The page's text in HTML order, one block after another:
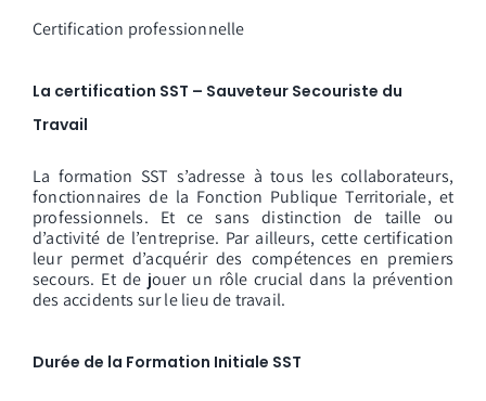
Certification professionnelle
La certification SST – Sauveteur Secouriste du
Travail
La formation SST s’adresse à tous les collaborateurs,
fonctionnaires de la Fonction Publique Territoriale, et
professionnels. Et ce sans distinction de taille ou
d’activité de l’entreprise. Par ailleurs, cette certification
leur permet d’acquérir des compétences en premiers
secours. Et de jouer un rôle crucial dans la prévention
des accidents sur le lieu de travail.
Durée de la Formation Initiale SST